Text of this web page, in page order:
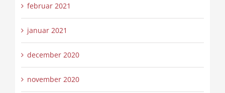
februar 2021
januar 2021
december 2020
november 2020